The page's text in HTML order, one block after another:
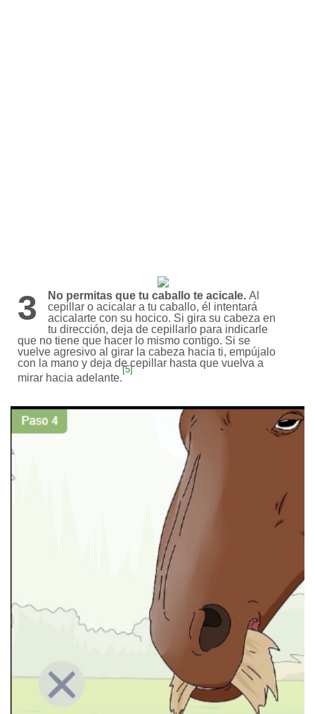
3 No permitas que tu caballo te acicale. Al
cepillar o acicalar a tu caballo, él intentará
acicalarte con su hocico. Si gira su cabeza en
tu dirección, deja de cepillarlo para indicarle
que no tiene que hacer lo mismo contigo. Si se
vuelve agresivo al girar la cabeza hacia ti, empújalo
con la mano y deja de cepillar hasta que vuelva a
mirar hacia adelante.
[5]